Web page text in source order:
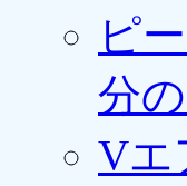
ピ
分
Vエ